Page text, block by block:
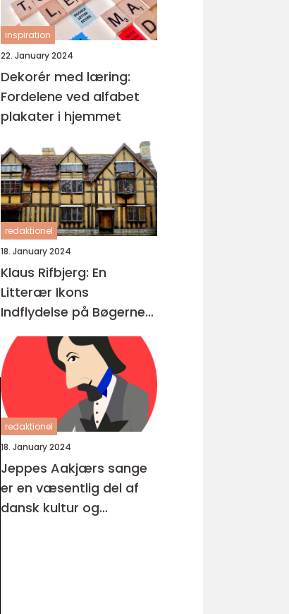
inspiration
22. January 2024
Dekorér med læring:
Fordelene ved alfabet
plakater i hjemmet
redaktionel
18. January 2024
Klaus Rifbjerg: En
Litterær Ikons
Indflydelse på Bøgerne
Igennem Tiderne
redaktionel
18. January 2024
Jeppes Aakjærs sange
er en væsentlig del af
dansk kultur og